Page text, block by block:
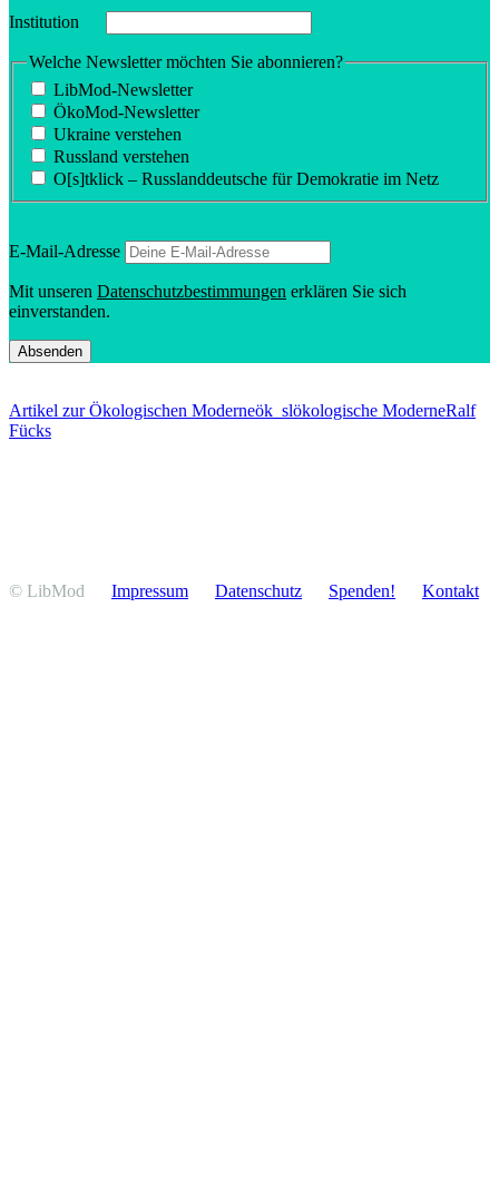
Insti­tution
Welche Newsletter möchten Sie abonnieren?
LibMod-Newsletter
ÖkoMod-Newsletter
Ukraine verstehen
Russland verstehen
O[s]tklick – Russland­deutsche für Demokratie im Netz
E‑Mail-Adresse
Mit unseren Daten­schutz­be­stim­mungen erklären Sie sich
einverstanden.
Artikel zur Ökologischen Moderneök_slökologische ModerneRalf
Fücks
© LibMod Impressum Daten­schutz Spenden! Kontakt